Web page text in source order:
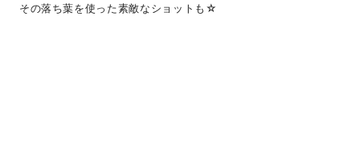
その落ち葉を使った素敵なショットも☆